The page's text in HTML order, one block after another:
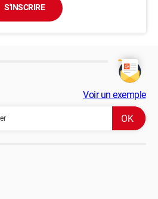
S'INSCRIRE
Voir un exemple